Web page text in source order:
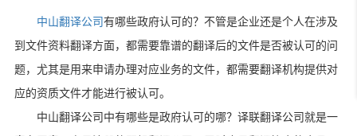
中山翻译公司 有哪些政府认可的？不管是企业还是个人在涉及
到文件资料翻译方面，都需要靠谱的翻译后的文件是否被认可的问
题，尤其是用来申请办理对应业务的文件，都需要翻译机构提供对
应的资质文件才能进行被认可。
中山翻译公司中有哪些是政府认可的哪？译联翻译公司就是一